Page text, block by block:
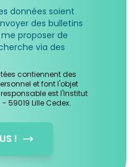
données soient
des bulletins
proposer de
via des
contiennent des
et font l'objet
est l'Institut
59019 Lille Cedex.
!